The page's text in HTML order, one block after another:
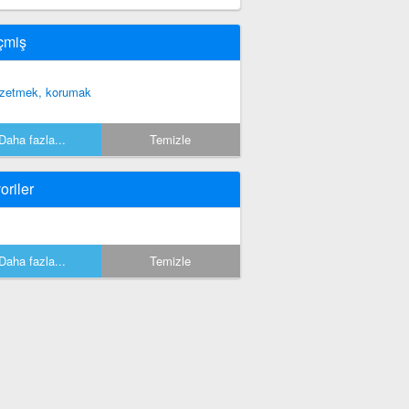
korumak
Daha fazla... Temizle
Daha fazla... Temizle